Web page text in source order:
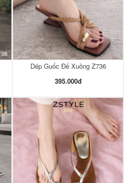
Dép Guốc Đế Xuồng Z736
395.000đ